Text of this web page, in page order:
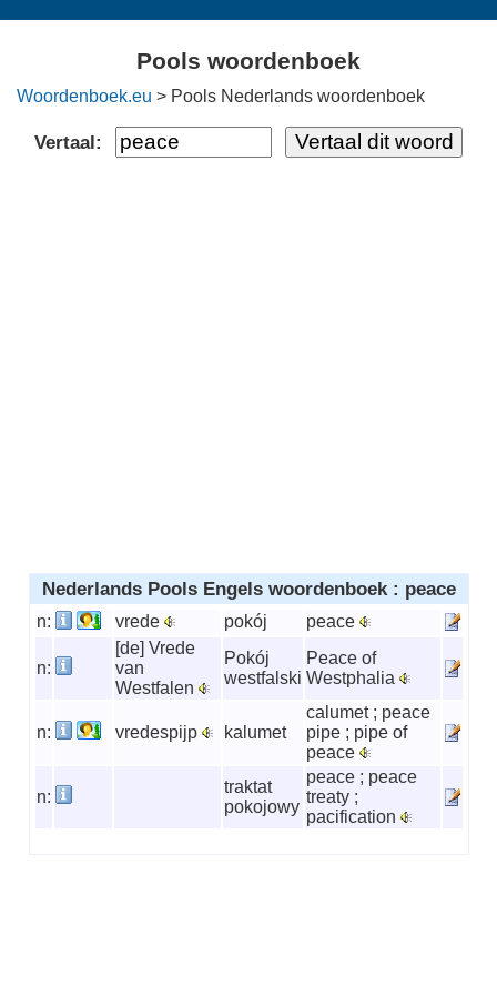
Pools woordenboek
Woordenboek.eu > Pools Nederlands woordenboek
Vertaal:
Nederlands Pools Engels woordenboek : peace
n: vrede pokój peace
n:
[de] Vrede
van
Westfalen
Pokój
westfalski
Peace of
Westphalia
n: vredespijp kalumet
calumet ; peace
pipe ; pipe of
peace
n:
traktat
pokojowy
peace ; peace
treaty ;
pacification